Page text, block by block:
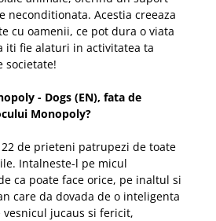
neconditionata. Acestia creeaza
cu oamenii, ce pot dura o viata
iti fie alaturi in activitatea ta
societate!
- Dogs (EN), fata de
Monopoly?
de prieteni patrupezi de toate
Intalneste-l pe micul
ca poate face orice, pe inaltul si
care da dovada de o inteligenta
jucaus si fericit,